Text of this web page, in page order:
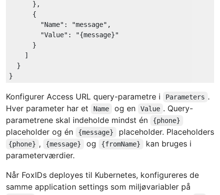
      },
      {
"Name" : "message" ,
"Value" :
"{message}"
      }
    ]
  }
Konfigurer Access URL query-parametre i Parameters .
Hver parameter har et
Name og en Value . Query-
parametrene skal indeholde mindst én
{phone}
placeholder og én {message} placeholder. Placeholders
{phone} , {message} og {fromName}
kan bruges i
parameterværdier.
Når FoxIDs deployes til Kubernetes, konfigureres de
samme application settings som miljøvariabler på